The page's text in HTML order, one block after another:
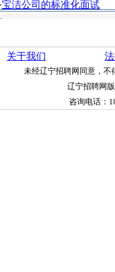
·宝洁公司的标准化面试
关于我们
未经辽宁招聘网同意，不
辽宁招聘网
咨询电话：